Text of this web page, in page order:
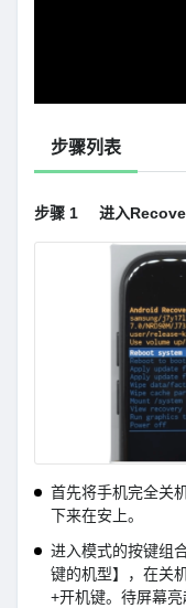
步骤列表
步骤 1 进入
首先将手机完全关
下来在安上。
进入模式的按键组
键的机型】，在关
+开机键。待屏幕亮